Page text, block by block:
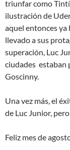
triunfar como
ilustración de
aquel entonces ya
llevado a sus
superación, Luc
ciudades estaban
Goscinny.
Una vez más, el
de Luc Junior,
Feliz mes de